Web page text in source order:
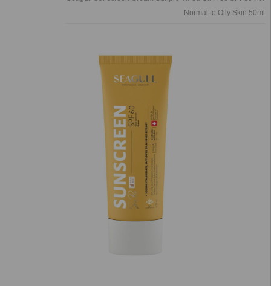
Normal to Oily Skin 50ml